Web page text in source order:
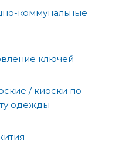
коммунальные
ключей
/ киоски по
одежды